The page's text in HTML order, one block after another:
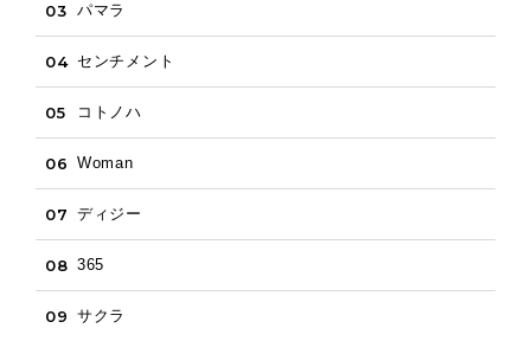
03 パマラ
04 センチメント
05 コトノハ
06 Woman
07 ディジー
08 365
09 サクラ